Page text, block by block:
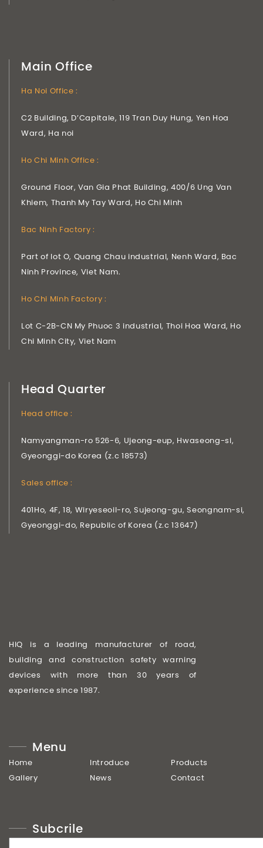
Main Office
Ha Noi Office :
C2 Building, D’Capitale, 119 Tran Duy Hung, Yen Hoa
Ward, Ha noi
Ho Chi Minh Office :
Ground Floor, Van Gia Phat Building, 400/6 Ung Van
Khiem, Thanh My Tay Ward, Ho Chi Minh
Bac Ninh Factory :
Part of lot O, Quang Chau industrial, Nenh Ward, Bac
Ninh Province, Viet Nam.
Ho Chi Minh Factory :
Lot C-2B-CN My Phuoc 3 industrial, Thoi Hoa Ward, Ho
Chi Minh City, Viet Nam
Head Quarter
Head office :
Namyangman-ro 526-6, Ujeong-eup, Hwaseong-si,
Gyeonggi-do Korea (z.c 18573)
Sales office :
401Ho, 4F, 18, Wiryeseoil-ro, Sujeong-gu, Seongnam-si,
Gyeonggi-do, Republic of Korea (z.c 13647)
HIQ is a leading manufacturer of road,
building and construction safety warning
devices with more than 30 years of
experience since 1987.
Menu
Home Introduce
Products
Gallery
News Contact
Subcrile